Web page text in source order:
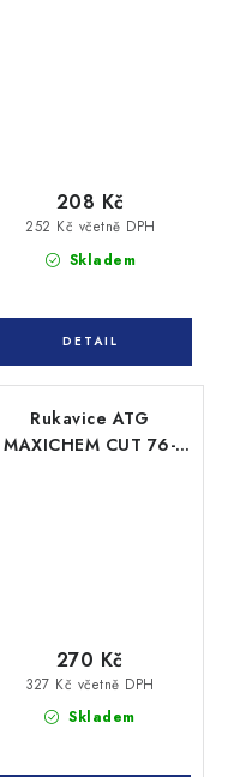
Skladem
252 Kč včetně DPH
208 Kč
Rukavice ATG
MAXICHEM CUT 76-
Skladem
327 Kč včetně DPH
270 Kč